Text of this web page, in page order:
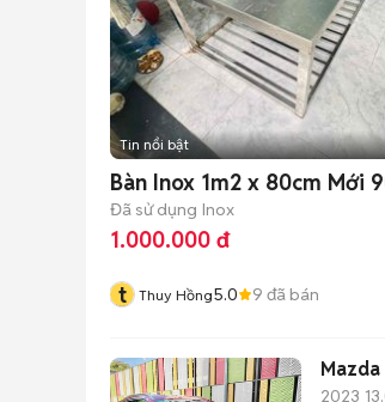
Tin nổi bật
Bàn Inox 1m2 x 80cm Mới
Đã sử dụng Inox
1.000.000 đ
t Thuy Hồng5.0 9 đã bán
2023